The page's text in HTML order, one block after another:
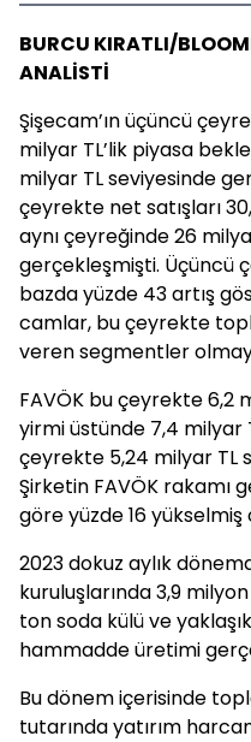
BURCU KIRATLI/
ANALİSTİ
Şişecam’ın üçüncü
milyar TL’lik piyasa
milyar TL seviyesinde
çeyrekte net satışları
aynı çeyreğinde 26
gerçekleşmişti. Üçüncü
bazda yüzde 43 artış
camlar, bu çeyrekte
veren segmentler
FAVÖK bu çeyrekte 6,2
yirmi üstünde 7,4 milyar
çeyrekte 5,24 milyar TL
Şirketin FAVÖK rakamı
göre yüzde 16 yükselmiş
2023 dokuz aylık
kuruluşlarında 3,9
ton soda külü ve
hammadde üretimi
Bu dönem içerisinde
tutarında yatırım